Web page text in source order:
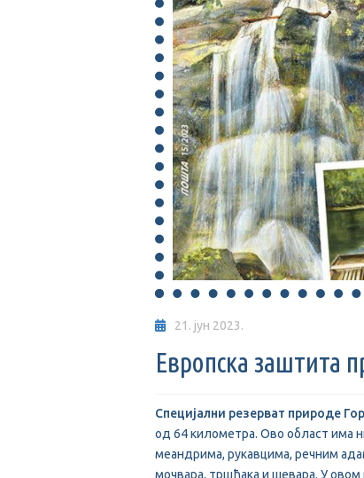
21. јун 2023.
Европска заштита
Специјални резерват природе
од 64 километра. Ово област има
меандрима, рукавцима, речним
мочвара, тршћака и шевара. У